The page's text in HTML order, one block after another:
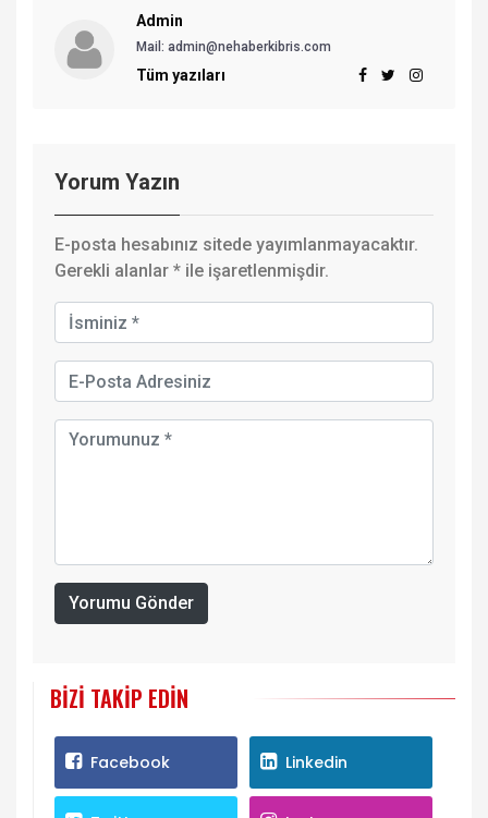
Admin
Mail: admin@nehaberkibris.com
Tüm yazıları
Yorum Yazın
E-posta hesabınız sitede yayımlanmayacaktır.
Gerekli alanlar * ile işaretlenmişdir.
Yorumu Gönder
BIZI TAKIP EDIN
Facebook Linkedin